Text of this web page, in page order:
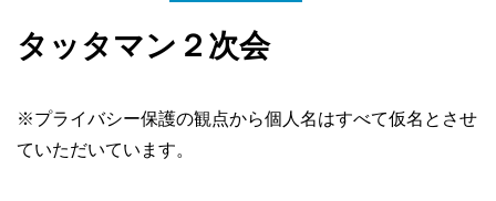
タッタマン２次会
※プライバシー保護の観点から個人名はすべて仮名とさせ
ていただいています。